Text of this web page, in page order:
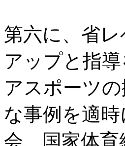
第六に、省
アップと指
アスポーツ
な事例を適
会、国家体